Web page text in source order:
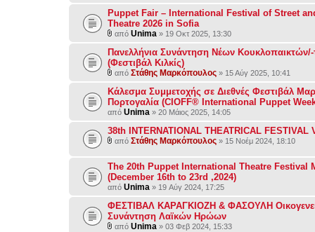
Puppet Fair – International Festival of Street
Theatre 2026 in Sofia
από Unima » 19 Οκτ 2025, 13:30
Πανελλήνια Συνάντηση Νέων Κουκλοπαικτών/-
(Φεστιβάλ Κιλκίς)
από Στάθης Μαρκόπουλος » 15 Αύγ 2025, 10:41
Κάλεσμα Συμμετοχής σε Διεθνές Φεστιβάλ
Πορτογαλία (CIOFF® International Puppet
από Unima » 20 Μάιος 2025, 14:05
38th INTERNATIONAL THEATRICAL FESTIVAL
από Στάθης Μαρκόπουλος » 15 Νοέμ 2024, 18:10
The 20th Puppet International Theatre Festival
(December 16th to 23rd ,2024)
από Unima » 19 Αύγ 2024, 17:25
ΦΕΣΤΙΒΑΛ ΚΑΡΑΓΚΙΟΖΗ & ΦΑΣΟΥΛΗ
Συνάντηση Λαϊκών Ηρώων
από Unima » 03 Φεβ 2024, 15:33